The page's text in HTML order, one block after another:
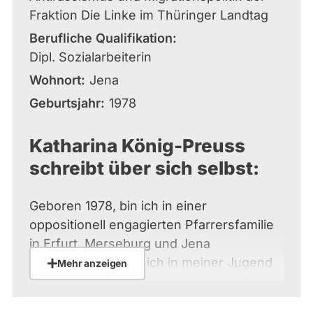
Fraktion Die Linke im Thüringer Landtag
Berufliche Qualifikation
Dipl. Sozialarbeiterin
Wohnort
Jena
Geburtsjahr 1978
Katharina König-Preuss
schreibt über sich selbst:
Geboren 1978, bin ich in einer
oppositionell engagierten Pfarrersfamilie
in Erfurt, Merseburg und Jena
aufgewachsen. Als ich in meiner Jugend
wahrnahm, dass Neonazis andere
Mehr anzeigen